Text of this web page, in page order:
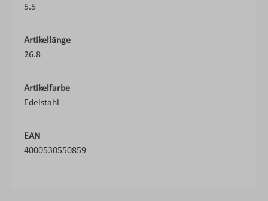
5.5
Artikellänge
26.8
Artikelfarbe
Edelstahl
EAN
4000530550859